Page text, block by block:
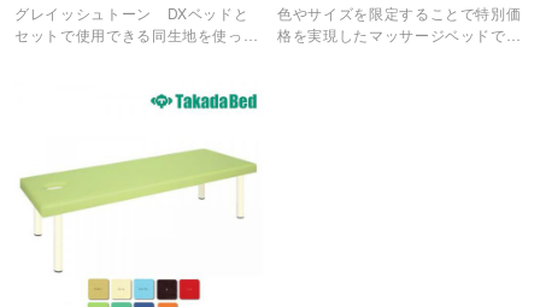
グレイッシュトーン DXベッドと
セットで使用できる同生地を使った
色やサイズを限定することで特別価
格を実現したマッサージベッドで